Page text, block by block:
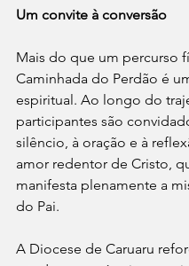
Um convite à conversão
Mais do que um percurso
Caminhada do Perdão é
espiritual. Ao longo do
participantes são
silêncio, à oração e à
amor redentor de Cristo,
manifesta plenamente a
do Pai.
A Diocese de Caruaru